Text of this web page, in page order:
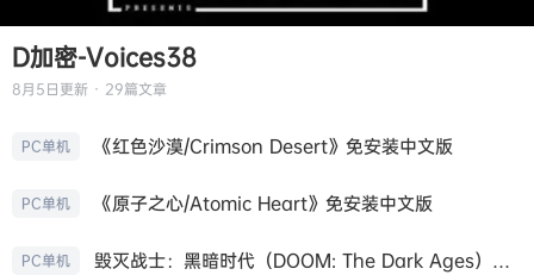
D加密-Voices38
8月5日更新 · 29篇文章
PC单机 《红色沙漠/Crimson Desert》免安装中文版
PC单机 《原子之心/Atomic Heart》免安装中文版
PC单机 毁灭战士：黑暗时代（DOOM: The Dark Ages）免安装中文版